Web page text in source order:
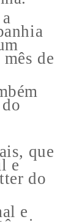
de
que
e
do
e